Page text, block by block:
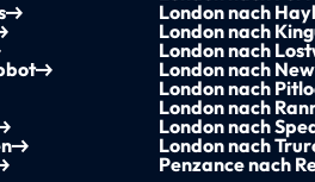
London nach
London nach
London nach
London nach
London nach
London nach
London nach
London nach
Penzance nach